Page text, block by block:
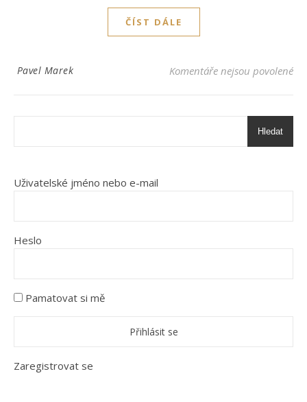
ČÍST DÁLE
Pavel Marek Komentáře nejsou povolenéu
Hledat
Uživatelské jméno nebo e-mail
Heslo
Pamatovat si mě
Zaregistrovat se